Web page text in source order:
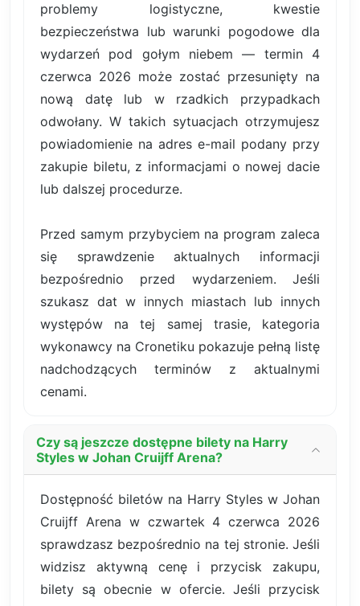
problemy logistyczne, kwestie
bezpieczeństwa lub warunki pogodowe dla
wydarzeń pod gołym niebem — termin 4
czerwca 2026 może zostać przesunięty na
nową datę lub w rzadkich przypadkach
odwołany. W takich sytuacjach otrzymujesz
powiadomienie na adres e-mail podany przy
zakupie biletu, z informacjami o nowej dacie
lub dalszej procedurze.
Przed samym przybyciem na program zaleca
się sprawdzenie aktualnych informacji
bezpośrednio przed wydarzeniem. Jeśli
szukasz dat w innych miastach lub innych
występów na tej samej trasie, kategoria
wykonawcy na Cronetiku pokazuje pełną listę
nadchodzących terminów z aktualnymi
cenami.
Czy są jeszcze dostępne bilety na Harry
Styles w Johan Cruijff Arena?
Dostępność biletów na Harry Styles w Johan
Cruijff Arena w czwartek 4 czerwca 2026
sprawdzasz bezpośrednio na tej stronie. Jeśli
widzisz aktywną cenę i przycisk zakupu,
bilety są obecnie w ofercie. Jeśli przycisk